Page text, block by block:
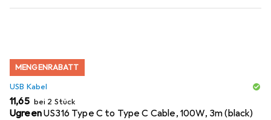
MENGENRABATT
USB Kabel
EUR
11,65 bei 2 Stück
UgreenUS316 Type C to Type C Cable, 100W, 3m (black)